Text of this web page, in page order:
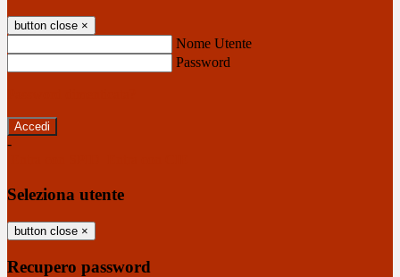
button close ×
Nome Utente
Password
-
Seleziona utente
button close ×
Recupero password